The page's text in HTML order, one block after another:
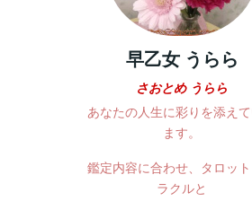
早乙女 うらら
さおとめ うらら
あなたの人生に彩りを添え
ます。
鑑定内容に合わせ、タロッ
ラクルと